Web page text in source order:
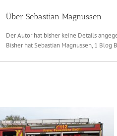
Über Sebastian Magnussen
Der Autor hat bisher keine Details
Bisher hat Sebastian Magnussen, 1 Blog